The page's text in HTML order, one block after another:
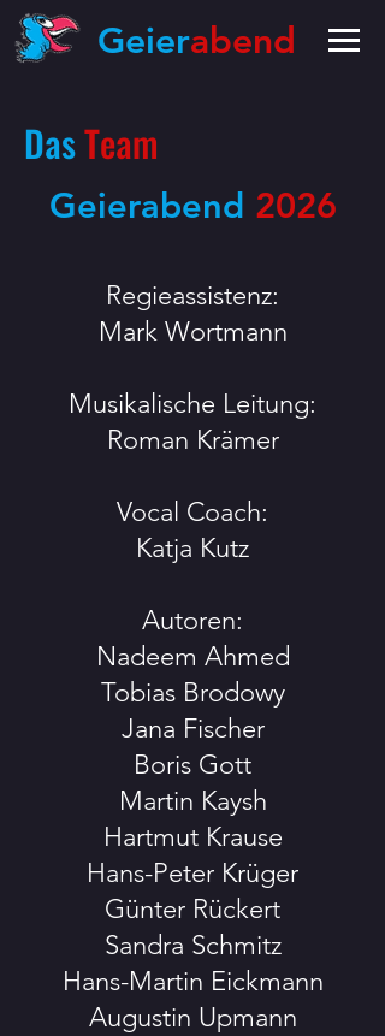
Geierabend
DasTeam
Geierabend 2026
Regieassistenz:
Mark Wortmann
Musikalische Leitung:
Roman Krämer
Vocal Coach:
Katja Kutz
Autoren:
Nadeem Ahmed
Tobias Brodowy
Jana Fischer
Boris Gott
Martin Kaysh
Hartmut Krause
Hans-Peter Krüger
Günter Rückert
Sandra Schmitz
Hans-Martin Eickmann
Augustin Upmann